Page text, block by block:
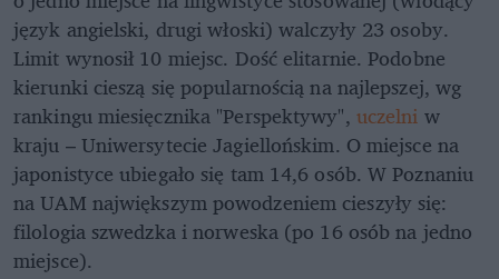
język angielski, drugi włoski) walczyły 23 osoby.
Limit wynosił 10 miejsc. Dość elitarnie. Podobne
kierunki cieszą się popularnością na najlepszej, wg
rankingu miesięcznika "Perspektywy", uczelni w
kraju – Uniwersytecie Jagiellońskim. O miejsce na
japonistyce ubiegało się tam 14,6 osób. W Poznaniu
na UAM największym powodzeniem cieszyły się:
filologia szwedzka i norweska (po 16 osób na jedno
miejsce).